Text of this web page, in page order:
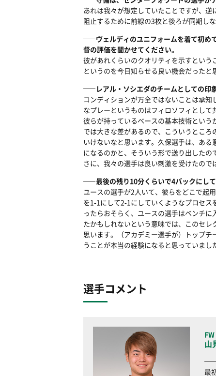
あれは我々が想定していたことですが、
阻止するために前線の3枚と後ろが同期し
ヴェルディのユニフォームを着て初め
督の評価を聞かせてください。
彼があれくらいのクオリティを示すとい
というのを今日知らせる良い機会だったと
レアル・ソシエダのチームとしての印
コンディションが万全ではないことは承
なプレーというものはフィロソフィとして
彼らが持っているベースの基本技術とい
では大きな差があるので、こういうとこ
いけないなと思います。久保選手は、あ
になるのかと、そういう形で送り出した
さに、我々の選手は良い刺激を受けたので
最後の残り10分くらいで4バックにし
ユースの選手が2人いて、彼らをどこで起
を1-1にして2-1にしていくようなプロセ
ったらおそらく、ユースの選手はベンチ
たかもしれないという意味では、このセ
思います。（アカデミー選手が）トップ
うことが本当の経験になると思っていまし
選手コメント
山
最